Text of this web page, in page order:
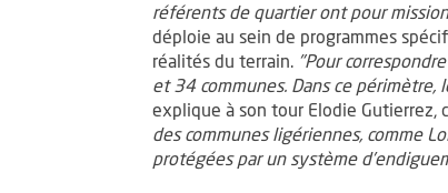
référents de quartier ont pour
déploie au sein de programmes
réalités du terrain. "Pour
et 34 communes. Dans ce
explique à son tour Elodie Gutierrez,
des communes ligériennes, comme
protégées par un système